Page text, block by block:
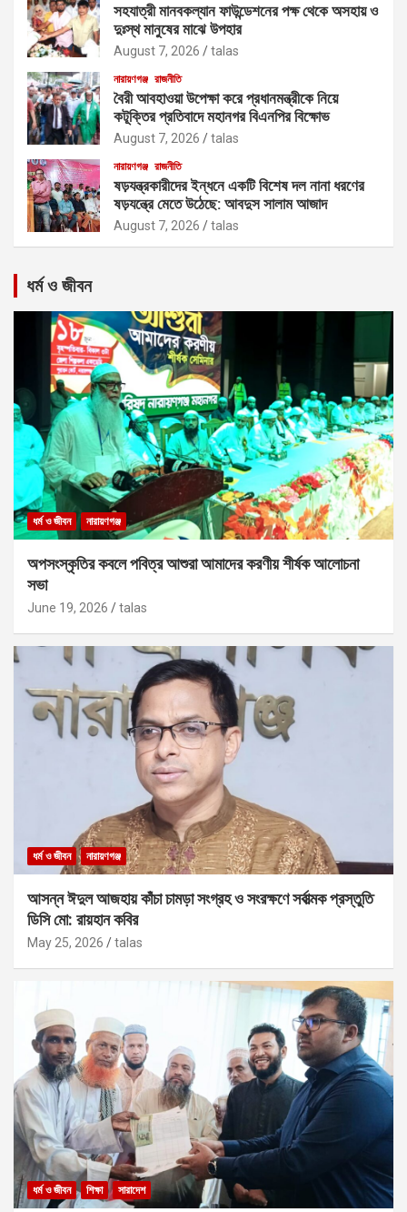
সহযাত্রী মানবকল্যান ফাউন্ডেশনের পক্ষ থেকে অসহায় ও
দুঃস্থ মানুষের মাঝে উপহার
August 7, 2026 talas
নারায়ণগঞ্জ রাজনীতি
বৈরী আবহাওয়া উপেক্ষা করে প্রধানমন্ত্রীকে নিয়ে
কটূক্তির প্রতিবাদে মহানগর বিএনপির বিক্ষোভ
August 7, 2026 talas
নারায়ণগঞ্জ রাজনীতি
ষড়যন্ত্রকারীদের ইন্ধনে একটি বিশেষ দল নানা ধরণের
ষড়যন্ত্রে মেতে উঠেছে: আবদুস সালাম আজাদ
August 7, 2026 talas
ধর্ম ও জীবন
ধর্ম ও জীবন নারায়ণগঞ্জ
অপসংস্কৃতির কবলে পবিত্র আশুরা আমাদের করণীয় শীর্ষক আলোচনা
সভা
June 19, 2026 talas
ধর্ম ও জীবন নারায়ণগঞ্জ
আসন্ন ঈদুল আজহায় কাঁচা চামড়া সংগ্রহ ও সংরক্ষণে সর্বাত্মক প্রস্তুতি
ডিসি মো: রায়হান কবির
May 25, 2026 talas
ধর্ম ও জীবন শিক্ষা সারাদেশ